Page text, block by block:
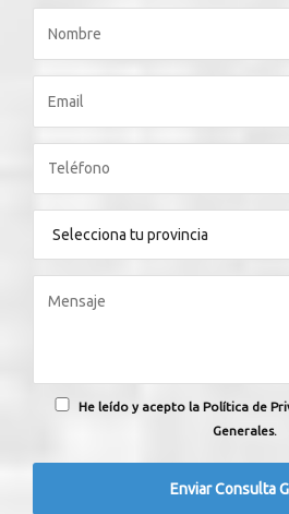
He leído y acepto la Política de
Generales.